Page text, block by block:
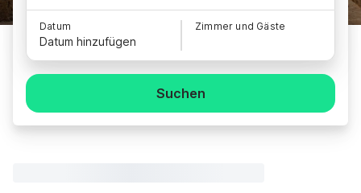
Datum
Datum hinzufügen
Zimmer und Gäste
Suchen